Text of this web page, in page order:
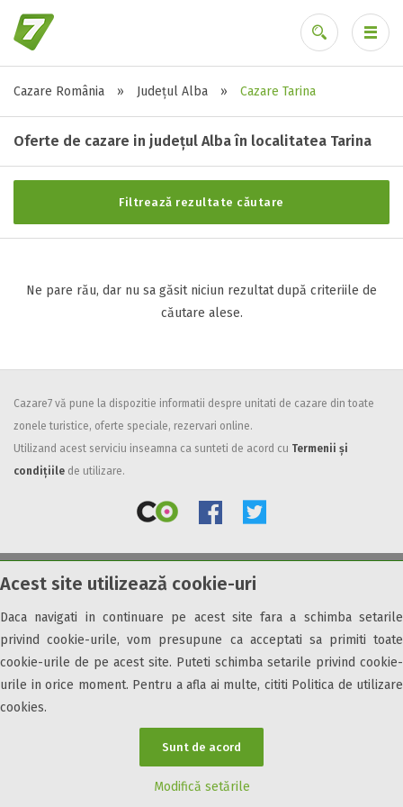
Acest site utilizează cookie-uri
Daca navigati in continuare pe acest site fara a schimba setarile
privind cookie-urile, vom presupune ca acceptati sa primiti toate
cookie-urile de pe acest site. Puteti schimba setarile privind cookie-
urile in orice moment. Pentru a afla ai multe, cititi Politica de utilizare
cookies.
Sunt de acord
Modifică setările
Cazare România » Județul Alba » Cazare Tarina
Oferte de cazare in județul Alba în localitatea Tarina
Filtrează rezultate căutare
Stele / margarete
Neclasificat
2 stele / margarete
3 stele / margarete
Facilități
Internet wireless
All inclusive
Pensiune completa
Demipensiune
Mic dejun
Accepta animale
Accepta voucher vacanta
Acces persoane cu dizabilități
Ne pare rău, dar nu sa găsit niciun rezultat după criteriile de
căutare alese.
Cazare7 vă pune la dispozitie informatii despre unitati de cazare din toate
zonele turistice, oferte speciale, rezervari online.
Utilizand acest serviciu inseamna ca sunteti de acord cu Termenii și
condițiile de utilizare.
© 2026 Cazare7. Toate drepturile rezervate.
Obiective turistice Informații utile Parteneri Cazare7 Harta Cazare7